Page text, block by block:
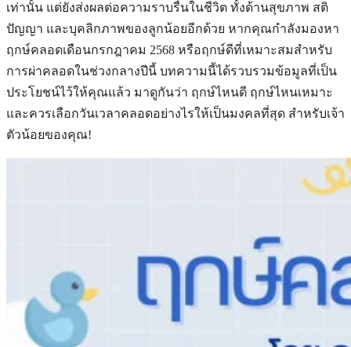
เท่านั้น แต่ยังส่งผลต่อความราบรื่นในชีวิต ทั้งด้านสุขภาพ สติ
ปัญญา และบุคลิกภาพของลูกน้อยอีกด้วย หากคุณกำลังมองหา
ฤกษ์คลอดเดือนกรกฎาคม 2568 หรือฤกษ์ดีที่เหมาะสมสำหรับ
การผ่าคลอดในช่วงกลางปีนี้ บทความนี้ได้รวบรวมข้อมูลที่เป็น
ประโยชน์ไว้ให้คุณแล้ว มาดูกันว่า ฤกษ์ไหนดี ฤกษ์ไหนเหมาะ
และควรเลือกวันเวลาคลอดอย่างไรให้เป็นมงคลที่สุด สำหรับเจ้า
ตัวน้อยของคุณ!